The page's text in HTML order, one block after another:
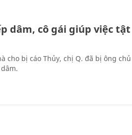
dâm, cô gái giúp việc tật
cho bị cáo Thủy, chị Q. đã bị ông chủ